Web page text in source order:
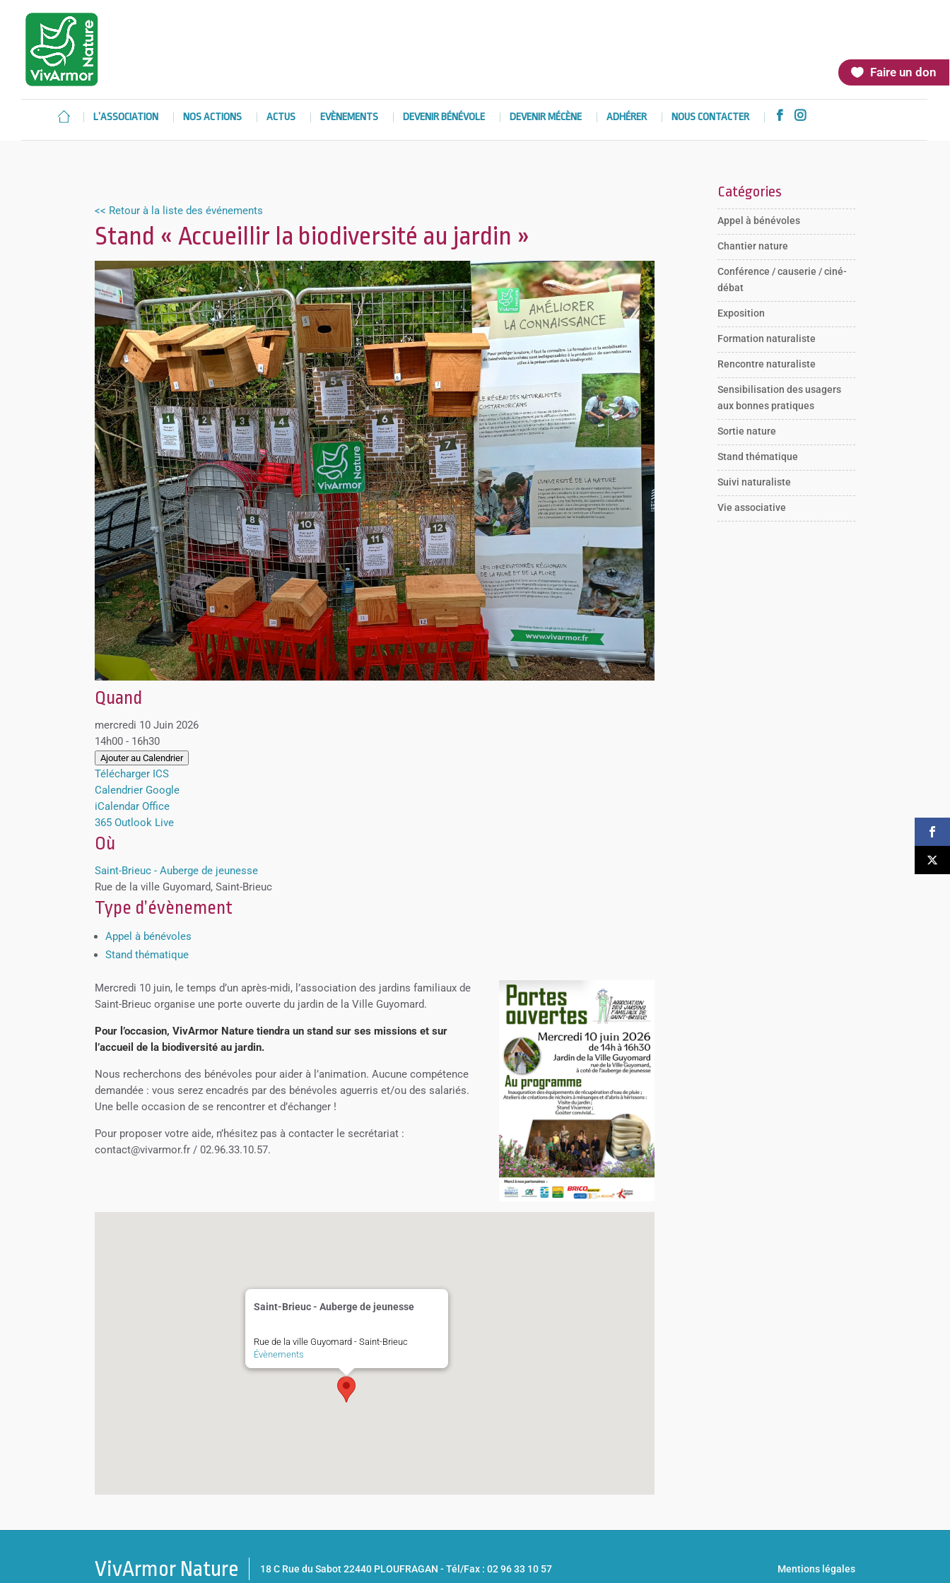
Faire un don
L’ASSOCIATION NOS ACTIONS ACTUS EVÈNEMENTS DEVENIR BÉNÉVOLE DEVENIR MÉCÈNE ADHÉRER NOUS CONTACTER  
<< Retour à la liste des événements
Stand « Accueillir la biodiversité au jardin »
Quand
mercredi 10 Juin 2026
14h00 - 16h30
Ajouter au Calendrier
Télécharger ICS
Calendrier Google
iCalendar Office
365 Outlook Live
Où
Saint-Brieuc - Auberge de jeunesse
Rue de la ville Guyomard, Saint-Brieuc
Type d’évènement
Appel à bénévoles
Stand thématique
Mercredi 10 juin, le temps d’un après-midi, l’association des jardins familiaux de
Saint-Brieuc organise une porte ouverte du jardin de la Ville Guyomard.
Pour l’occasion, VivArmor Nature tiendra un stand sur ses missions et sur
l’accueil de la biodiversité au jardin.
Nous recherchons des bénévoles pour aider à l’animation. Aucune compétence
demandée : vous serez encadrés par des bénévoles aguerris et/ou des salariés.
Une belle occasion de se rencontrer et d’échanger !
Pour proposer votre aide, n’hésitez pas à contacter le secrétariat :
contact@vivarmor.fr / 02.96.33.10.57.
Saint-Brieuc - Auberge de jeunesse
Rue de la ville Guyomard - Saint-Brieuc
Évènements
Catégories
Appel à bénévoles
Chantier nature
Conférence / causerie / ciné-
débat
Exposition
Formation naturaliste
Rencontre naturaliste
Sensibilisation des usagers
aux bonnes pratiques
Sortie nature
Stand thématique
Suivi naturaliste
Vie associative
VivArmor Nature 18 C Rue du Sabot 22440 PLOUFRAGAN -Tél/Fax : 02 96 33 10 57 Mentions légales